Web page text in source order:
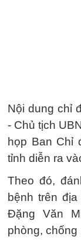
Nội dung chỉ
- Chủ tịch
họp Ban Chỉ
tỉnh diễn ra
Theo đó,
bệnh trên
Đặng Văn
phòng,